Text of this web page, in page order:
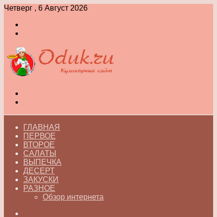
Четверг , 6 Август 2026
ГЛАВНАЯ
ПЕРВОЕ
ВТОРОЕ
САЛАТЫ
ВЫПЕЧКА
ДЕСЕРТ
ЗАКУСКИ
РАЗНОЕ
Обзор интернета